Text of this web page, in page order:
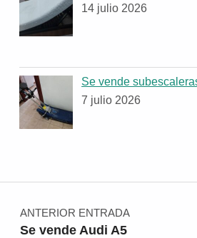
14 julio 2026
Se vende
7 julio 2026
Navegación de entradas
ANTERIOR ENTRADA
Se vende Audi A5